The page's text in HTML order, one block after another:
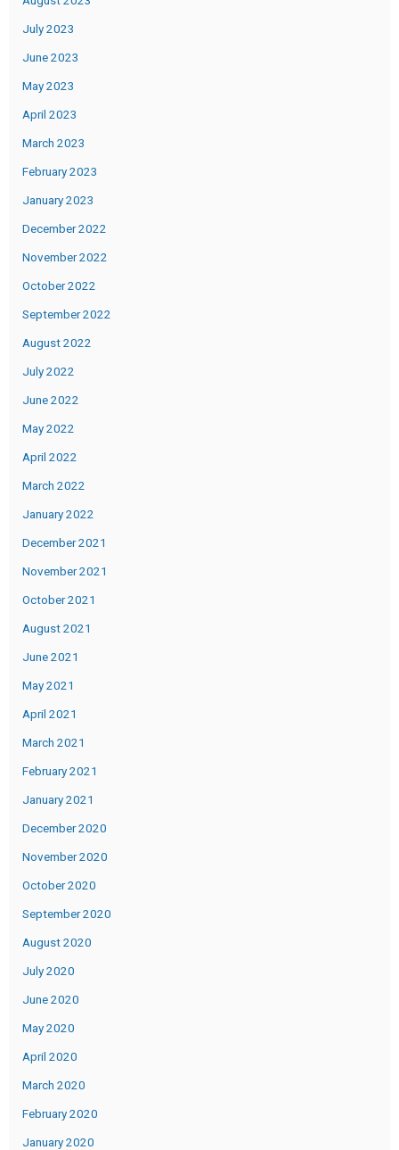
July 2023
June 2023
May 2023
April 2023
March 2023
February 2023
January 2023
December 2022
November 2022
October 2022
September 2022
August 2022
July 2022
June 2022
May 2022
April 2022
March 2022
January 2022
December 2021
November 2021
October 2021
August 2021
June 2021
May 2021
April 2021
March 2021
February 2021
January 2021
December 2020
November 2020
October 2020
September 2020
August 2020
July 2020
June 2020
May 2020
April 2020
March 2020
February 2020
January 2020